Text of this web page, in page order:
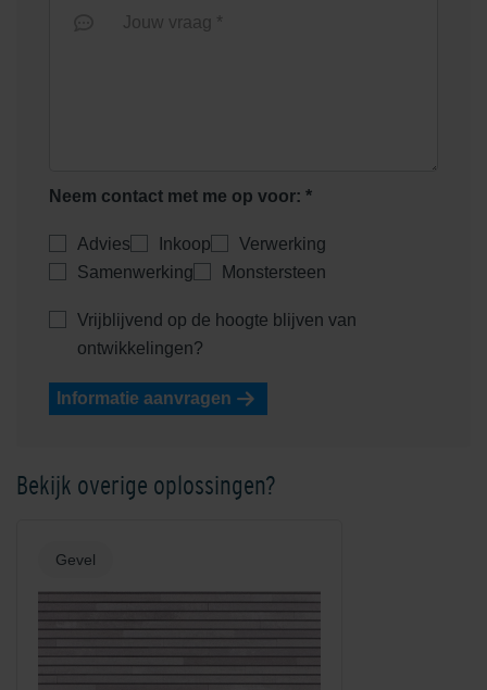
Jouw vraag *
Neem contact met me op voor: *
Advies Inkoop
Verwerking
Samenwerking
Monstersteen
Vrijblijvend op de hoogte blijven van
ontwikkelingen?
Informatie aanvragen
Bekijk overige oplossingen?
Gevel